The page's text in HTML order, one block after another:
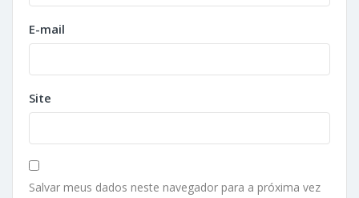
E-mail
Site
Salvar meus dados neste navegador para a próxima vez